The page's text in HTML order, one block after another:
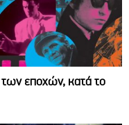
εποχών, κατά το